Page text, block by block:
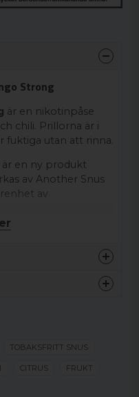
Strong
är en nikotinpåse
chili. Prillorna är i
fuktiga utan att rinna.
en ny produkt
av Another Snus
av
E950, E955),
natriumklorid,
Stark
Vitt snus
TOBAKSFRITT SNUS
CITRUS FRUKT